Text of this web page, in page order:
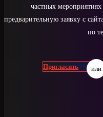
частных
предварительную заявку с
по
Пригласить или